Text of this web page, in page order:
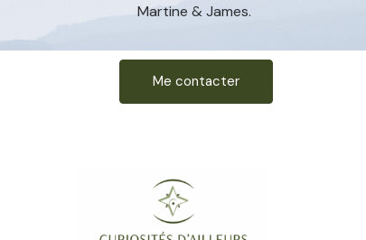
Martine & James.
Me contacter